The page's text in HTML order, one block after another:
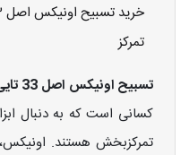
تمرکز
تسبیح اونیکس اصل 33 تایی
کسانی است که به دنبال
تمرکز‌بخش هستند.